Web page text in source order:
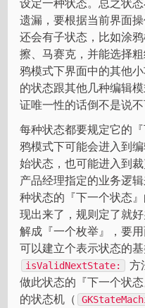
遗漏，要根据当前界面
还会有子状态，比如涂
擦、马赛克，并能选择
鸦模式下界面中的其他
的状态跟其他几种编辑
证唯一性的话倒不是说不
每种状态都要规定它的
鸦模式下可能会进入到
始状态，也可能进入到
产品经理指定的业务逻
种状态的『下一个状态
现出来了，规则定了就
解成『一个枚举』，要
可以建立个表示状态的
isValidNextState:
方
做此状态的『下一个状
的状态机（